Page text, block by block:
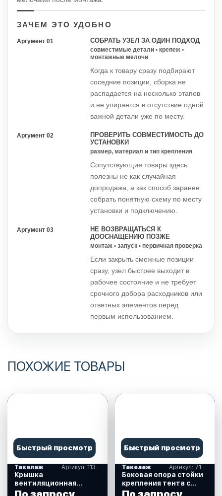
ЗАЧЕМ ЭТО УДОБНО
Аргумент 01 СОБРАТЬ УЗЕЛ ЗА ОДИН ПОДХОД
совместимые детали • крепеж •
монтажные мелочи
Когда к товару сразу подбирают
соседние позиции, сборка не
распадается на несколько этапов
и не упирается в отсутствие одной
важной детали уже по месту.
Аргумент 02
ПРОВЕРИТЬ СОВМЕСТИМОСТЬ ДО
УСТАНОВКИ
размер, материал и тип крепления
Сопутствующие товары здесь
полезны не как случайная
допродажа, а как способ заранее
собрать понятную схему по месту
установки и подключению.
Аргумент 03
НЕ ВОЗВРАЩАТЬСЯ К
ДООСНАЩЕНИЮ ПОЗЖЕ
монтаж • запуск • первичная проверка
Если закрыть смежные позиции
сразу, узел быстрее выходит в
рабочее состояние и не требует
срочного добора расходников или
ответных элементов перед
первым использованием.
ПОХОЖИЕ ТОВАРЫ
Быстрый просмотр
Такелаж Артикул: 11326
Крышка
вентиляционная
90х86х28х0,8
Быстрый просмотр
Такелаж Артикул: 710084
Боковая опора стойки
крепления тента с
фиксирующей чекой